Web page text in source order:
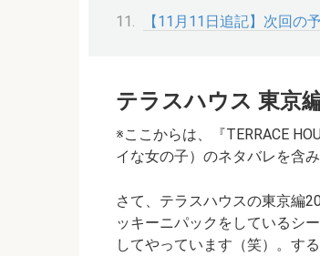
【11月11日追記】次回の
テラスハウス 東京
※ここからは、『TERRACE
イな女の子） のネタバレを含
さて、テラスハウスの東京編
ッキーニパックをしているシ
してやっています（笑）。す